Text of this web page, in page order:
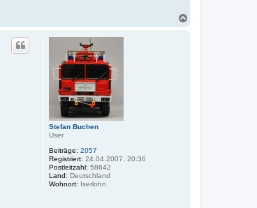
Stefan Buchen
User
Beiträge: 2057
Registriert: 24.04.2007, 20:36
Postleitzahl: 58642
Land: Deutschland
Wohnort: Iserlohn